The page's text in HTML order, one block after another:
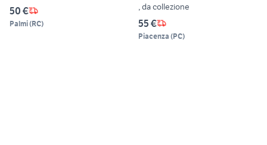
50 €
Palmi(RC)
, da collezione
55 €
Piacenza (PC)